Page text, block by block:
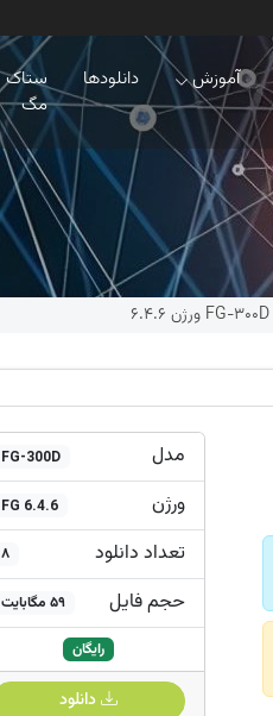
آموزش دانلودها
ستاک
مگ
مدل FG-300D
ورژن FG 6.4.6
تعداد دانلود 8
حجم فایل 59 مگابایت
رایگان
دانلود